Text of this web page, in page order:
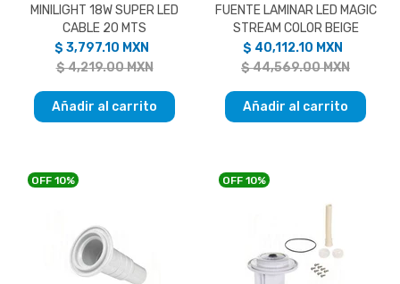
MINILIGHT 18W SUPER LED
CABLE 20 MTS
$ 3,797.10 MXN
$ 4,219.00 MXN
Añadir al carrito
FUENTE LAMINAR LED MAGIC
STREAM COLOR BEIGE
$ 40,112.10 MXN
$ 44,569.00 MXN
Añadir al carrito
OFF 10% OFF 10%